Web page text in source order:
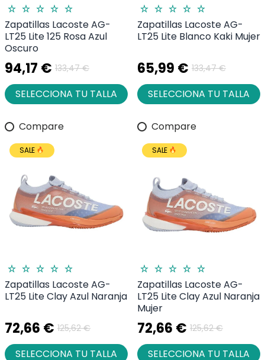
Zapatillas Lacoste AG-
LT25 Lite 125 Rosa Azul
Oscuro
94,17 € 133,47 €
SELECCIONA TU TALLA
Zapatillas Lacoste AG-
LT25 Lite Blanco Kaki Mujer
65,99 € 133,47 €
SELECCIONA TU TALLA
Compare
SALE
Zapatillas Lacoste AG-
LT25 Lite Clay Azul Naranja
72,66 € 125,62 €
SELECCIONA TU TALLA
Compare
SALE
Zapatillas Lacoste AG-
LT25 Lite Clay Azul Naranja
Mujer
72,66 € 125,62 €
SELECCIONA TU TALLA